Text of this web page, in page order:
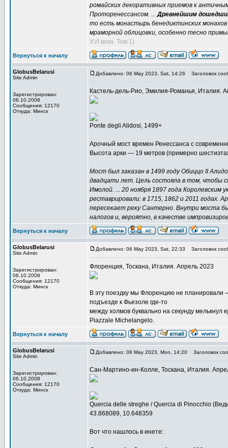
ромайских декоративных приемов к
Проторенессансом. ...Древнейшим
то есть монастырь бенедиктинских
мраморной облицовки, особенно тесно
XVI века. Том 1)
Вернуться к началу
GlobusBelarusi
Site Admin
Зарегистрирован:
06.10.2008
Сообщения: 12170
Откуда: Минск
Добавлено: 06 May 2023, Sat, 14:26 Заголовок
Кастель-дель-Рио, Эмилия-Романья, Италия.
Ponte degli Alidosi, 1499+
Арочный мост времен Ренессанса с
Высота арки — 19 метров (примерно
Мост был заказан в 1499 году Обиццо II
двадцати лет. Цель состояла в том, чтобы
Имолой. ... 20 ноября 1897 года
реставрировали: в 1715, 1862 и 2011
пересекает реку Сантерно. Внутри моста
налогов и, вероятно, в качестве
Вернуться к началу
GlobusBelarusi
Site Admin
Зарегистрирован:
06.10.2008
Сообщения: 12170
Откуда: Минск
Добавлено: 06 May 2023, Sat, 22:33 Заголовок
Флоренция, Тоскана, Италия. Апрель 2023
В эту поездку мы Флоренцию не
подъезде к Фьезоле где-то
между холмов буквально на секунду
Piazzale Michelangelo.
Вернуться к началу
GlobusBelarusi
Site Admin
Зарегистрирован:
06.10.2008
Сообщения: 12170
Откуда: Минск
Добавлено: 08 May 2023, Mon, 14:20 Заголовок
Сан-Мартино-ин-Колле, Тоскана, Италия.
Quercia delle streghe / Quercia di Pinocchio
43.868089, 10.648359
Вот что нашлось в инете: